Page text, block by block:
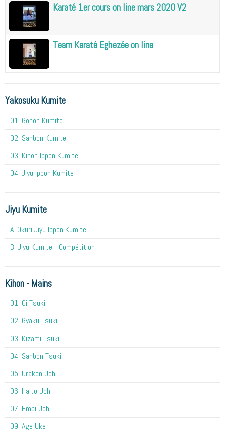
Karaté 1er cours on line mars 2020 V2
Team Karaté Eghezée on line
Yakosuku Kumite
01. Gohon Kumite
02. Sanbon Kumite
03. Kihon Ippon Kumite
04. Jiyu Ippon Kumite
Jiyu Kumite
A. Okuri Jiyu Ippon Kumite
B. Jiyu Kumite - Compétition
Kihon - Mains
O1. Oi Tsuki
02. Gyaku Tsuki
03. Kizami Tsuki
04. Sanbon Tsuki
05. Uraken Uchi
06. Haito Uchi
07. Empi Uchi
09. Age Uke